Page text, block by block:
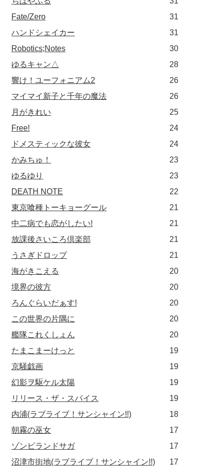
Fate/Zero
31
ハンドシェイカー
31
Robotics;Notes
30
ゆるキャン△
28
響け！ユーフォニアム2
26
マイマイ新子と千年の魔法
26
月がきれい
25
Free!
24
ドメスティックな彼女
24
かみちゅ！
23
ゆるゆり
23
DEATH NOTE
22
東京喰種トーキョーグール
21
中二病でも恋がしたい!
21
放課後さいころ倶楽部
21
うさぎドロップ
21
海がきこえる
20
境界の彼方
20
ろんぐらいだぁす!
20
この世界の片隅に
20
艦隊これくしょん
20
たまこまーけっと
19
京騒戯画
19
幻影ヲ駆ケル太陽
19
リリース・ザ・スパイス
19
内浦(ラブライブ！サンシャイン!!)
18
朝霧の巫女
17
ゾンビランドサガ
17
沼津市街地(ラブライブ！サンシャイン!!)
17